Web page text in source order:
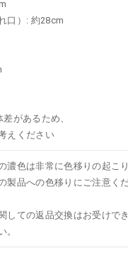
口）: 約28cm
があるため、
えください
濃色は非常に色移りの起こ
製品への色移りにご注意くだ
しての返品交換はお受けで
。